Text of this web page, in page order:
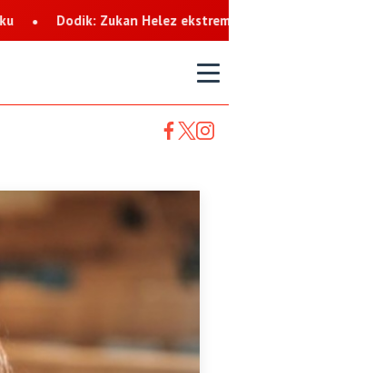
koji svaku priliku koristi za netrpeljivost prema